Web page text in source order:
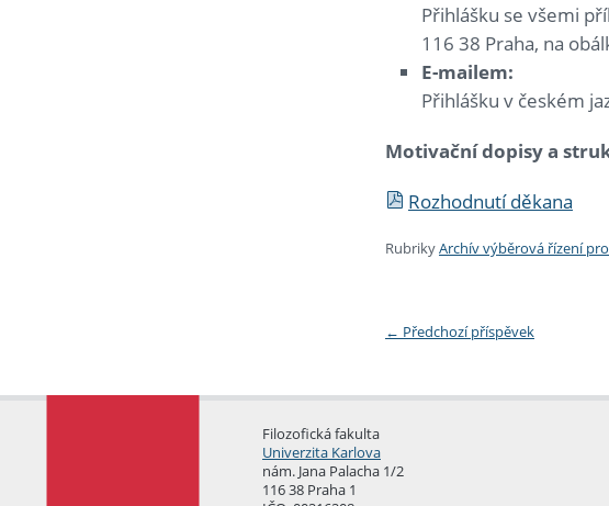
Přihlášku se všemi
116 38 Praha, na
E-mailem:
Přihlášku v českém
Motivační dopisy a
Rozhodnutí děkana
RubrikyArchív výběrová řízení
← Předchozí příspěvek
Filozofická fakulta
Univerzita Karlova
nám. Jana Palacha 1/2
116 38 Praha 1